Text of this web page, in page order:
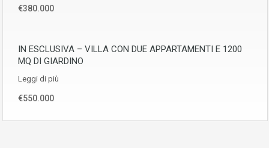
€380.000
IN ESCLUSIVA – VILLA CON DUE APPARTAMENTI E 1200
MQ DI GIARDINO
Leggi di più
€550.000